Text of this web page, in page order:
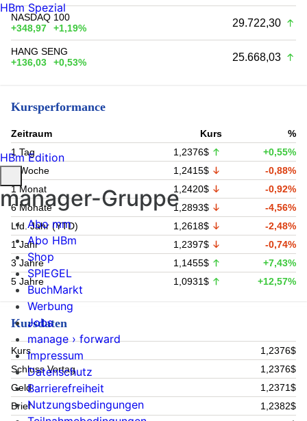
NASDAQ 100
+348,97
+1,19% 29.722,30
HANG SENG
+136,03
+0,53% 25.668,03
Kursperformance
Zeitraum Kurs
%
1 Tag
1,2376$
+0,55%
1 Woche
1,2415$
-0,88%
1 Monat
1,2420$
-0,92%
6 Monate
1,2893$
-4,56%
Lfd. Jahr (YTD)
1,2618$
-2,48%
1 Jahr
1,2397$
-0,74%
3 Jahre
1,1455$
+7,43%
5 Jahre
1,0931$ +12,57%
Kursdaten
Kurs
1,2376$
Schluss Vortag
1,2376$
Geld
1,2371$
Brief
1,2382$
HBm Spezial
HBm Edition
manager-Gruppe
Abo mm
Abo HBm
Shop
SPIEGEL
BuchMarkt
Werbung
Jobs
manage › forward
Impressum
Datenschutz
Barrierefreiheit
Nutzungsbedingungen